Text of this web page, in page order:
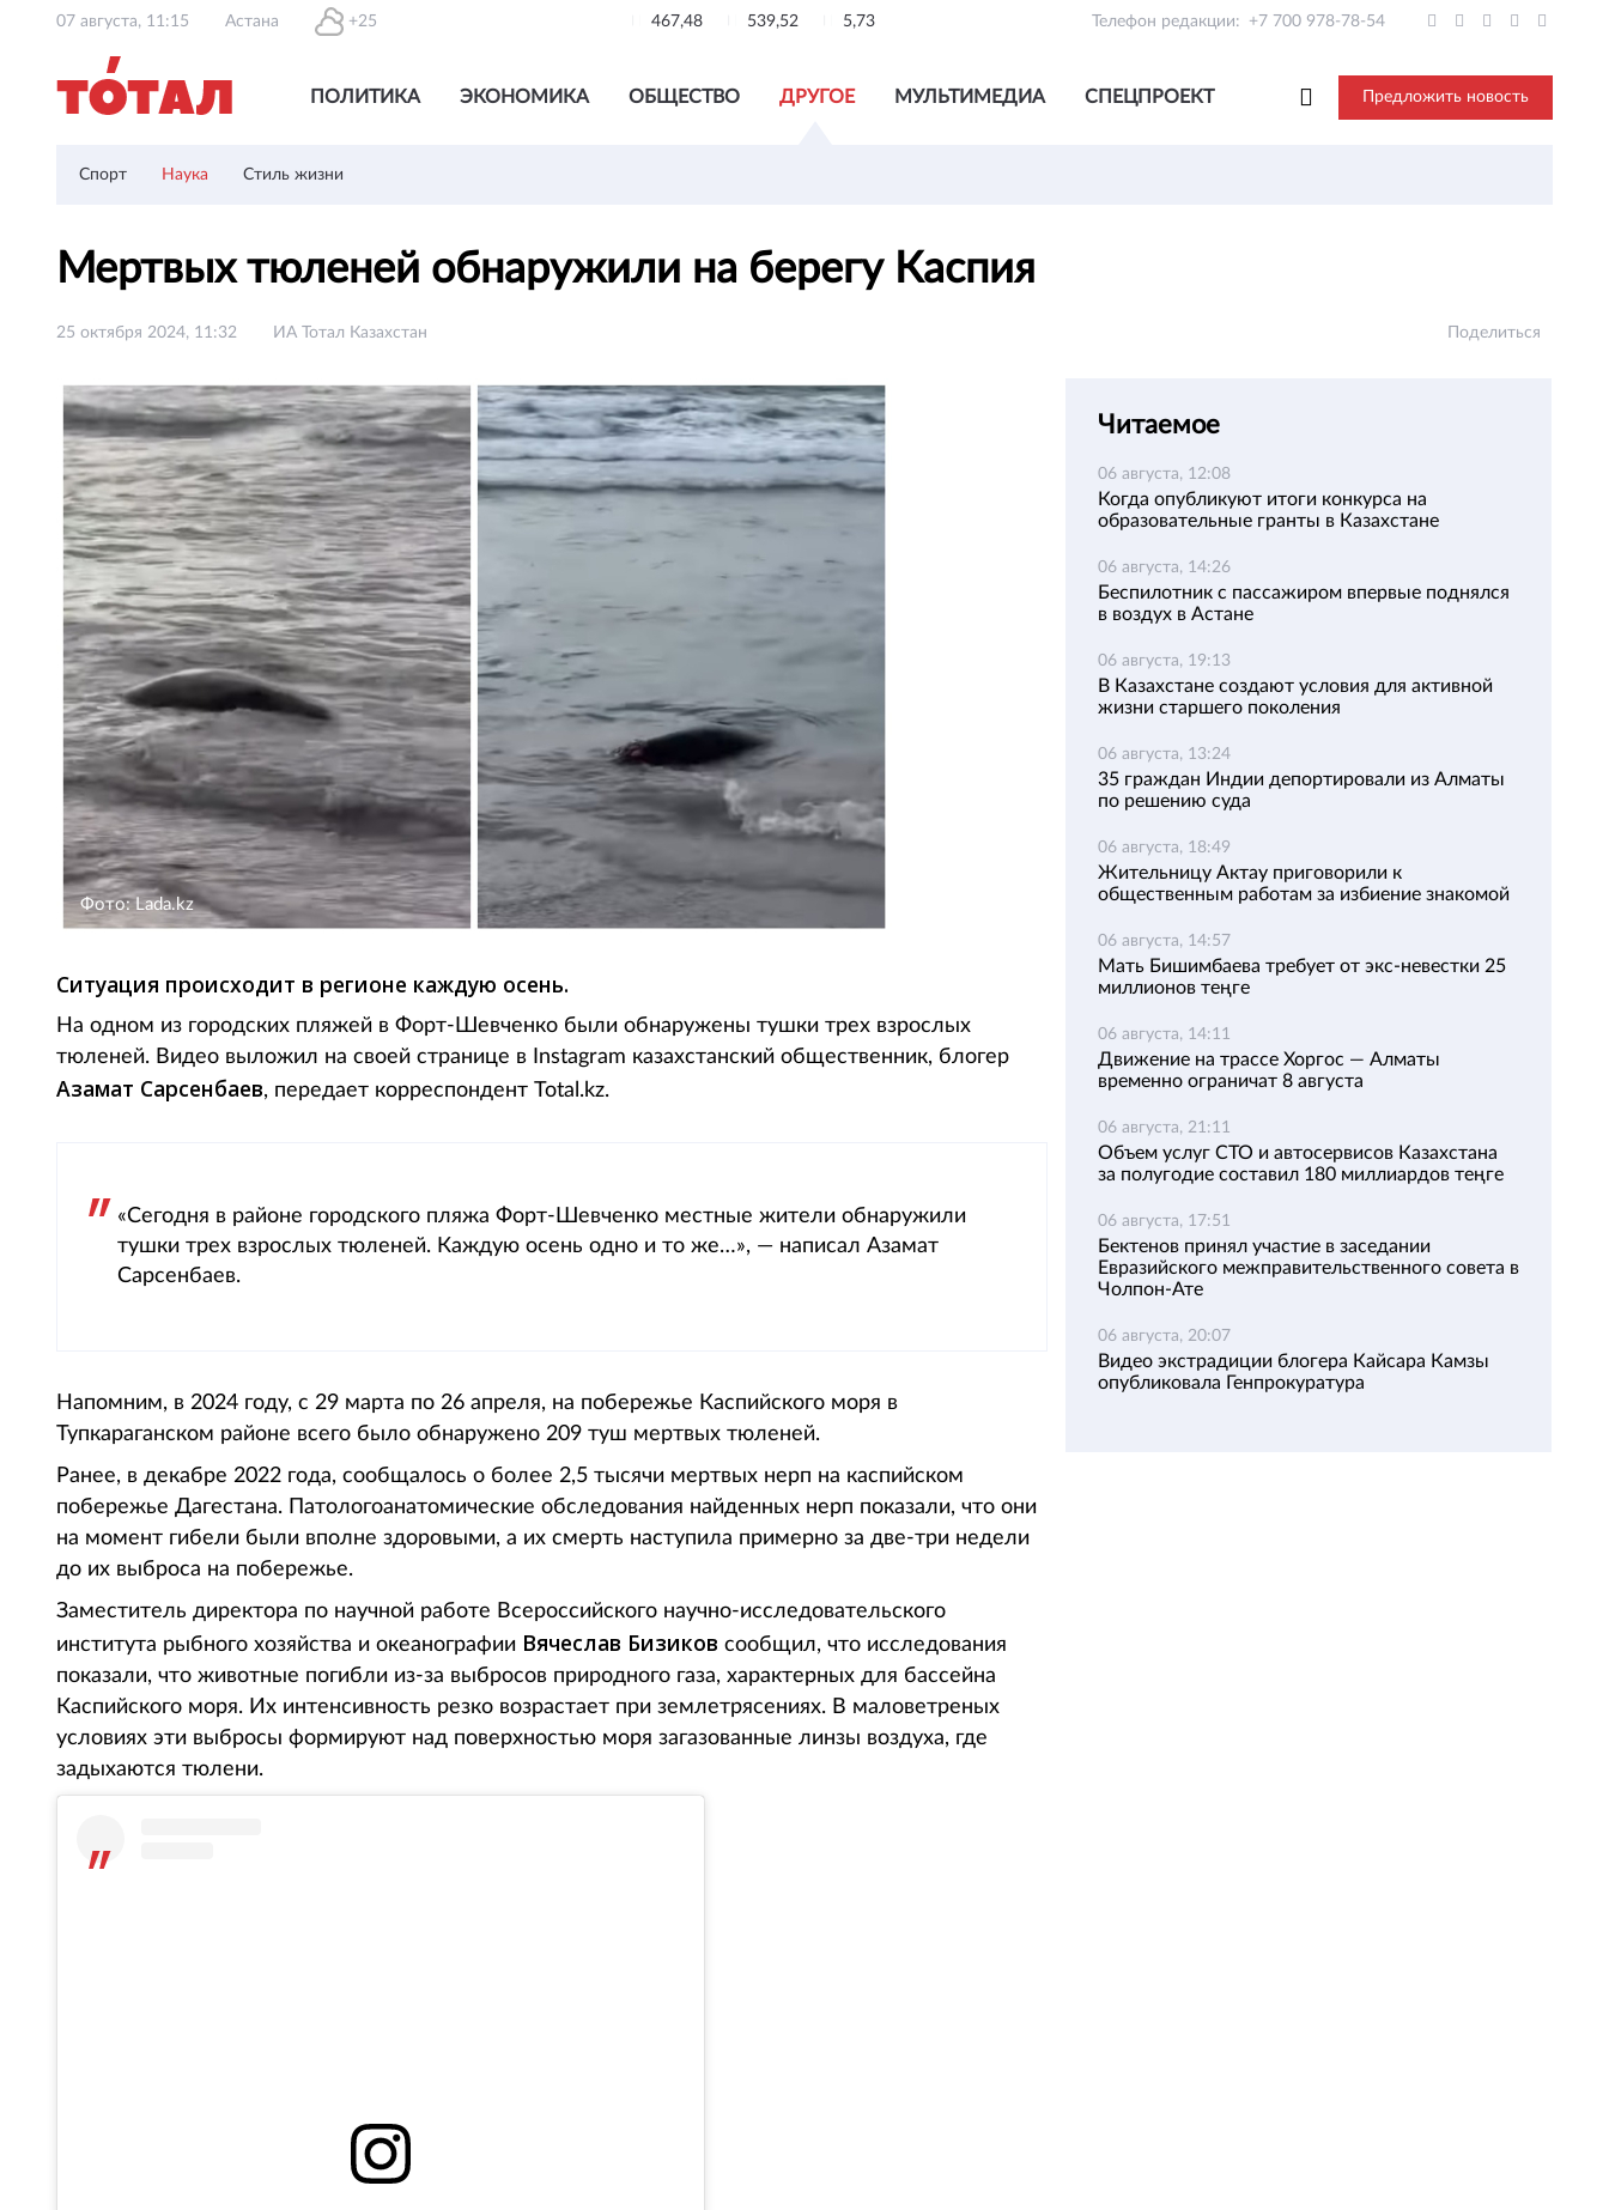
07 августа, 11:15 Астана +25 467,48 539,52 5,73 Телефон редакции: +7 700 978-78-54
ПОЛИТИКА ЭКОНОМИКА ОБЩЕСТВО ДРУГОЕ МУЛЬТИМЕДИА СПЕЦПРОЕКТ Предложить новость
Спорт Наука Стиль жизни
Мертвых тюленей обнаружили на берегу Каспия
25 октября 2024, 11:32 ИА Тотал Казахстан Поделиться
Фото: Lada.kz
Ситуация происходит в регионе каждую осень.
На одном из городских пляжей в Форт-Шевченко были обнаружены тушки трех взрослых
тюленей. Видео выложил на своей странице в Instagram казахстанский общественник, блогер
Азамат Сарсенбаев, передает корреспондент Total.kz.
«Сегодня в районе городского пляжа Форт-Шевченко местные жители обнаружили
тушки трех взрослых тюленей. Каждую осень одно и то же…», — написал Азамат
Сарсенбаев.
Напомним, в 2024 году, с 29 марта по 26 апреля, на побережье Каспийского моря в
Тупкараганском районе всего было обнаружено 209 туш мертвых тюленей.
Ранее, в декабре 2022 года, сообщалось о более 2,5 тысячи мертвых нерп на каспийском
побережье Дагестана. Патологоанатомические обследования найденных нерп показали, что они
на момент гибели были вполне здоровыми, а их смерть наступила примерно за две-три недели
до их выброса на побережье.
Заместитель директора по научной работе Всероссийского научно-исследовательского
института рыбного хозяйства и океанографии Вячеслав Бизиков сообщил, что исследования
показали, что животные погибли из-за выбросов природного газа, характерных для бассейна
Каспийского моря. Их интенсивность резко возрастает при землетрясениях. В маловетреных
условиях эти выбросы формируют над поверхностью моря загазованные линзы воздуха, где
задыхаются тюлени.
Читаемое
06 августа, 12:08
Когда опубликуют итоги конкурса на
образовательные гранты в Казахстане
06 августа, 14:26
Беспилотник с пассажиром впервые поднялся
в воздух в Астане
06 августа, 19:13
В Казахстане создают условия для активной
жизни старшего поколения
06 августа, 13:24
35 граждан Индии депортировали из Алматы
по решению суда
06 августа, 18:49
Жительницу Актау приговорили к
общественным работам за избиение знакомой
06 августа, 14:57
Мать Бишимбаева требует от экс-невестки 25
миллионов теңге
06 августа, 14:11
Движение на трассе Хоргос — Алматы
временно ограничат 8 августа
06 августа, 21:11
Объем услуг СТО и автосервисов Казахстана
за полугодие составил 180 миллиардов теңге
06 августа, 17:51
Бектенов принял участие в заседании
Евразийского межправительственного совета в
Чолпон-Ате
06 августа, 20:07
Видео экстрадиции блогера Кайсара Камзы
опубликовала Генпрокуратура